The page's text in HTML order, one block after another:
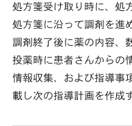
処方箋受け取り時に、処
処方箋に沿って調剤を進
調剤終了後に薬の内容、
投薬時に患者さんからの
情報収集、および指導事
載し次の指導計画を作成